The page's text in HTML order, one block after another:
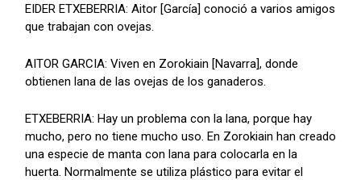
EIDER ETXEBERRIA: Aitor [García] conoció a varios amigos
que trabajan con ovejas.
AITOR GARCIA: Viven en Zorokiain [Navarra], donde
obtienen lana de las ovejas de los ganaderos.
ETXEBERRIA: Hay un problema con la lana, porque hay
mucho, pero no tiene mucho uso. En Zorokiain han creado
una especie de manta con lana para colocarla en la
huerta. Normalmente se utiliza plástico para evitar el